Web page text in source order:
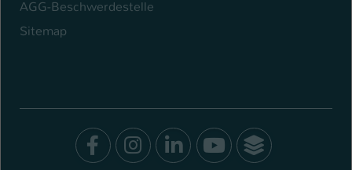
AGG-Beschwerdestelle
Sitemap
Facebook
Instagram
LinkedIn
Youtube